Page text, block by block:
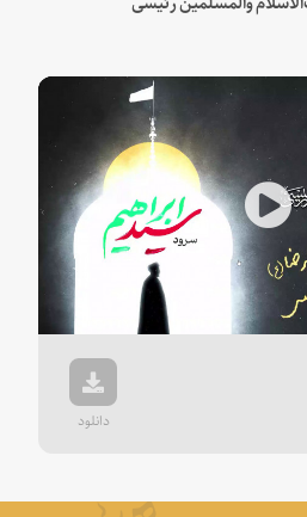
Play
Video
دانلود